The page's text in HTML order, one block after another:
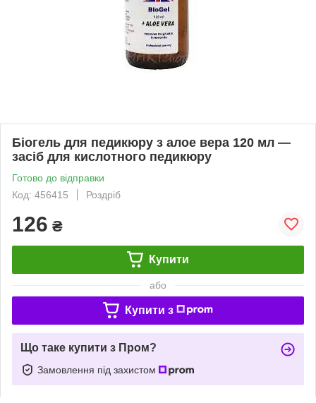
Біогель для педикюру з алое вера 120 мл —
засіб для кислотного педикюру
Готово до відправки
Код: 456415
Роздріб
126 ₴
Купити
або
Купити з
Що таке купити з Пром?
Замовлення під захистом